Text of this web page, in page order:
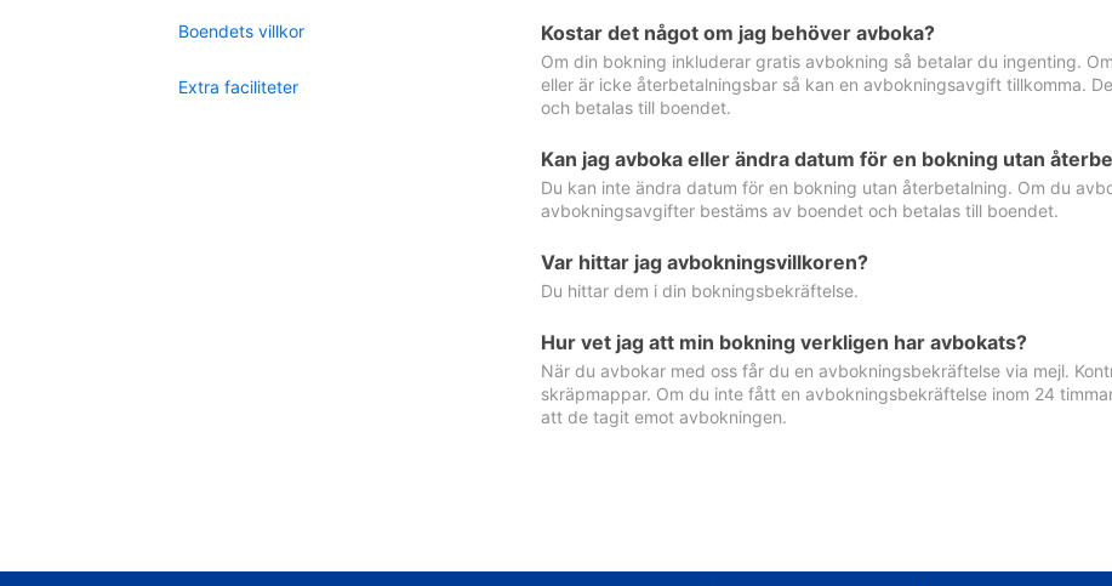
Boendets villkor
Extra faciliteter
Kostar det något om jag behöver avboka?
Om din bokning inkluderar gratis avbokning så betalar du ingenting.
eller är icke återbetalningsbar så kan en avbokningsavgift tillkomma.
och betalas till boendet.
Kan jag avboka eller ändra datum för en bokning utan
Du kan inte ändra datum för en bokning utan återbetalning. Om du
avbokningsavgifter bestäms av boendet och betalas till boendet.
Var hittar jag avbokningsvillkoren?
Du hittar dem i din bokningsbekräftelse.
Hur vet jag att min bokning verkligen har avbokats?
När du avbokar med oss får du en avbokningsbekräftelse via mejl.
skräpmappar. Om du inte fått en avbokningsbekräftelse inom 24
att de tagit emot avbokningen.